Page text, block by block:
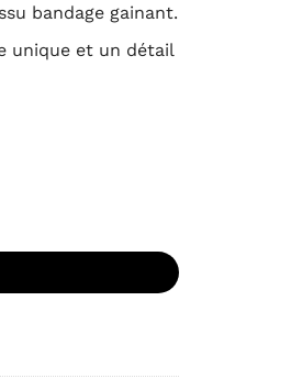
bandage gainant.
unique et un détail
Asymétrique Tulle